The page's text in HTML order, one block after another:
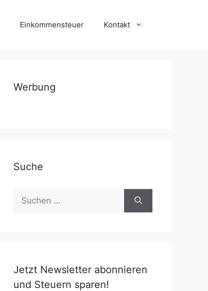
Einkommensteuer Kontakt
Werbung
Suche
Suchen
nach:
Jetzt Newsletter abonnieren
und Steuern sparen!